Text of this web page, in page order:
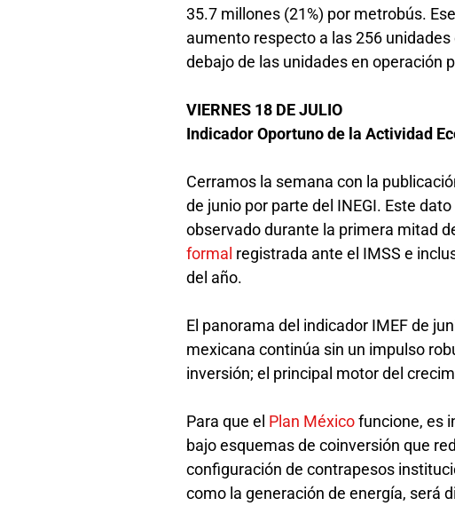
35.7 millones (21%) por metrobús.
aumento respecto a las 256
debajo de las unidades en operación
VIERNES 18 DE JULIO
Indicador Oportuno de la Actividad
Cerramos la semana con la
de junio por parte del INEGI. Este
observado durante la primera mitad
formal registrada ante el IMSS e
del año.
El panorama del indicador IMEF de
mexicana continúa sin un impulso
inversión; el principal motor del
Para que el Plan Méxicofuncione, es
bajo esquemas de coinversión que
configuración de contrapesos
como la generación de energía, será